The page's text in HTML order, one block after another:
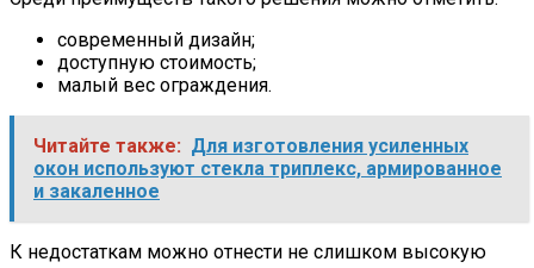
современный дизайн;
доступную стоимость;
малый вес ограждения.
Читайте также: Для изготовления усиленных
окон используют стекла триплекс, армированное
и закаленное
К недостаткам можно отнести не слишком высокую